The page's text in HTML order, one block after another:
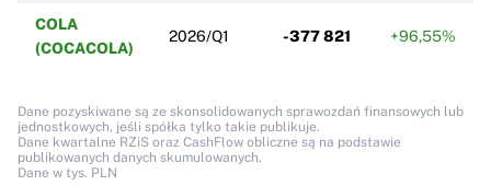
COLA
(COCACOLA)
2026/Q1 -377 821 +96,55%
Dane pozyskiwane są ze skonsolidowanych sprawozdań finansowych lub
jednostkowych, jeśli spółka tylko takie publikuje.
Dane kwartalne RZiS oraz CashFlow obliczne są na podstawie
publikowanych danych skumulowanych.
Dane w tys. PLN